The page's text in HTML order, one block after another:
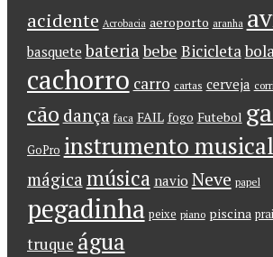
acidente Acrobacia aeroporto aranha
basquete bateriabebe Bicicleta
cachorro carro cartas cerveja
cão dança faca FAIL fogo Futebol
GoPro instrumento musical
mágica música navio Neve papel
pegadinha peixe piano piscina
truque água